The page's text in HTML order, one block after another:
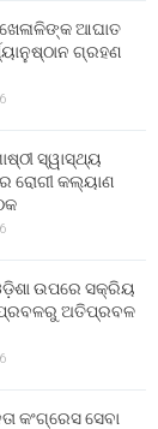
ଆଘାତ
ଗ୍ରହଣ
ସ୍ୱାସ୍ଥ୍ୟ
ରୋଗୀ କଲ୍ୟାଣ
ଉପରେ ସକ୍ରିୟ
ଅତିପ୍ରବଳ
କଂଗ୍ରେସ ସେବା